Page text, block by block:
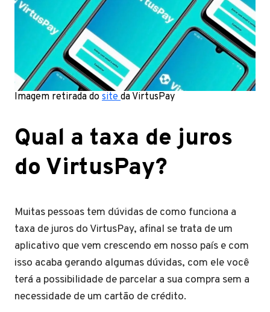
Imagem retirada do siteda VirtusPay
Qual a taxa de juros
do VirtusPay?
Muitas pessoas tem dúvidas de como funciona a
taxa de juros do VirtusPay, afinal se trata de um
aplicativo que vem crescendo em nosso país e com
isso acaba gerando algumas dúvidas, com ele você
terá a possibilidade de parcelar a sua compra sem a
necessidade de um cartão de crédito.